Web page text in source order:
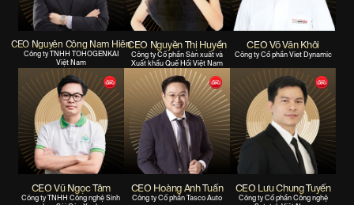
CEO Nguyễn Công Nam Hiến
Công ty TNHH TOHOGENKAI
Việt Nam
CEO Nguyễn Thị Huyền
Công ty Cổ phần Sản xuất và
Xuất khẩu Quế Hồi Việt Nam
CEO Võ Văn Khôi
Công ty Cổ phần Viet Dynamic
CEO Vũ Ngọc Tâm
Công ty TNHH Công nghệ Sinh
CEO Hoàng Anh Tuấn
Công ty Cổ phần Tasco Auto
CEO Lưu Chung Tuyến
Công ty Cổ phần Công nghệ